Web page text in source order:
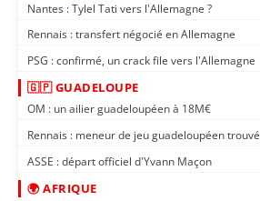
Nantes : Tylel Tati vers l'Allemagne ?
Rennais : transfert négocié en Allemagne
PSG : confirmé, un crack file vers l'Allemagne
🇬🇵 GUADELOUPE
OM : un ailier guadeloupéen à 18M€
Rennais : meneur de jeu guadeloupéen trouvé
ASSE : départ officiel d'Yvann Maçon
🌍 AFRIQUE